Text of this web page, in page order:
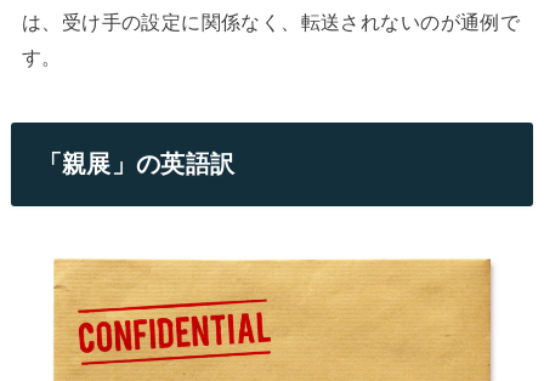
は、受け手の設定に関係なく、転送されないのが通例で
す。
「親展」の英語訳